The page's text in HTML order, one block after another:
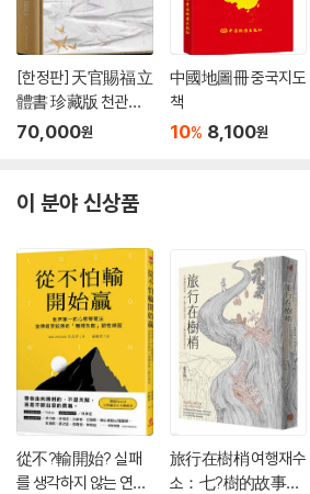
[한정판] 天官賜福 立
體書 珍藏版 천관사
복 팝업북 중국판
70,000원
中國地圖冊 중국지도
책
10% 8,100원
이 분야 신상품
從不?輸開始? 실패
를 생각하지 않는 연습
旅行在樹梢 여행재수
소：七?樹的故事，